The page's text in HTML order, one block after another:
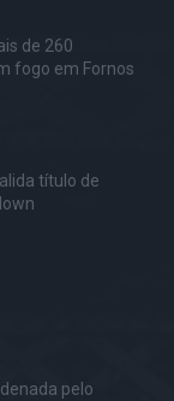
de 260
fogo em Fornos
título de
pelo